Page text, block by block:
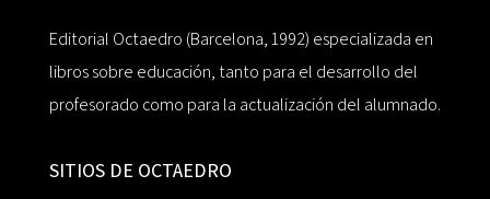
Editorial Octaedro (Barcelona, 1992) especializada en
libros sobre educación, tanto para el desarrollo del
profesorado como para la actualización del alumnado.
SITIOS DE OCTAEDRO